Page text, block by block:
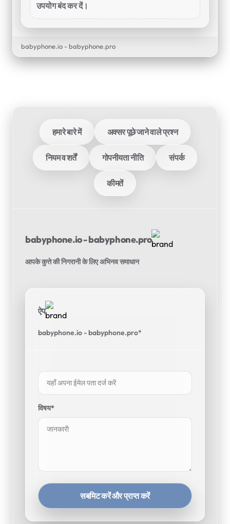
उपयोग बंद कर दें।
babyphone.io - babyphone.pro
हमारे बारे में अक्सर पूछे जाने वाले प्रश्न
नियम व शर्तें गोपनीयता नीति संपर्क
कीमतें
babyphone.io - babyphone.pro
आपके कुत्ते की निगरानी के लिए अभिनव समाधान
ऐप
babyphone.io - babyphone.pro*
विषय*
सबमिट करें और प्राप्त करें